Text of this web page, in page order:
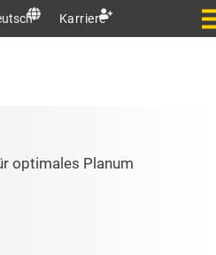
Karriere
optimales Planum